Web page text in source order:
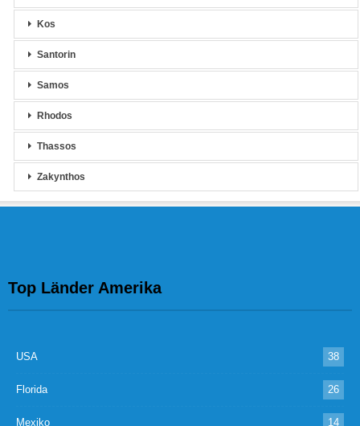
Kos
Santorin
Samos
Rhodos
Thassos
Zakynthos
Top Länder Amerika
USA 38
Florida 26
Mexiko 14